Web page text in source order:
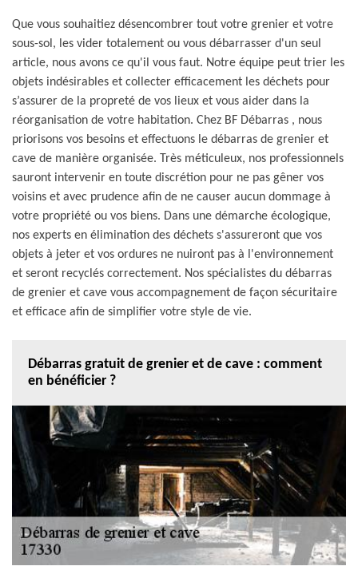
Que vous souhaitiez désencombrer tout votre grenier et votre
sous-sol, les vider totalement ou vous débarrasser d'un seul
article, nous avons ce qu'il vous faut. Notre équipe peut trier les
objets indésirables et collecter efficacement les déchets pour
s’assurer de la propreté de vos lieux et vous aider dans la
réorganisation de votre habitation. Chez BF Débarras , nous
priorisons vos besoins et effectuons le débarras de grenier et
cave de manière organisée. Très méticuleux, nos professionnels
sauront intervenir en toute discrétion pour ne pas gêner vos
voisins et avec prudence afin de ne causer aucun dommage à
votre propriété ou vos biens. Dans une démarche écologique,
nos experts en élimination des déchets s'assureront que vos
objets à jeter et vos ordures ne nuiront pas à l'environnement
et seront recyclés correctement. Nos spécialistes du débarras
de grenier et cave vous accompagnement de façon sécuritaire
et efficace afin de simplifier votre style de vie.
Débarras gratuit de grenier et de cave : comment
en bénéficier ?